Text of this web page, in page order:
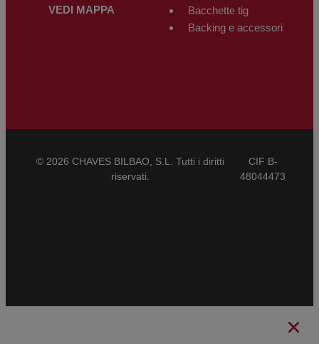
VEDI MAPPA
Bacchette tig
Backing e accessori
© 2026 CHAVES BILBAO, S.L. Tutti i diritti
riservati.
CIF B-
48044473